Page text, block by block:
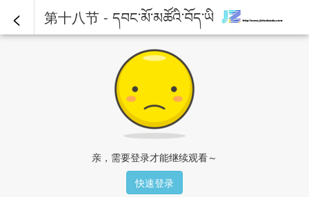
< 第十八节 - དབང་མོ་མཚོའི་བོད་ཡིག་སློབ་ཚན།
亲，需要登录才能继续观看～
快速登录